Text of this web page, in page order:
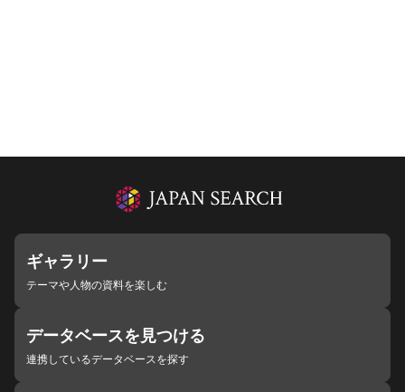
ギャラリー
テーマや人物の資料を楽しむ
データベースを見つける
連携しているデータベースを探す